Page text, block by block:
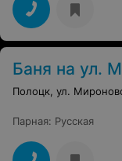
Баня на ул.
Полоцк, ул.
Парная: Русская